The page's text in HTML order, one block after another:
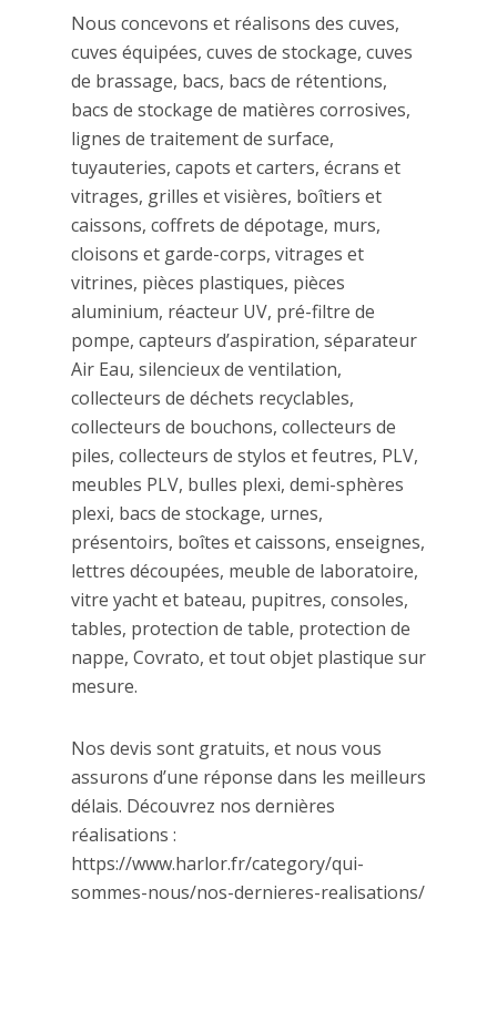
Nous concevons et réalisons des cuves,
cuves équipées, cuves de stockage, cuves
de brassage, bacs, bacs de rétentions,
bacs de stockage de matières corrosives,
lignes de traitement de surface,
tuyauteries, capots et carters, écrans et
vitrages, grilles et visières, boîtiers et
caissons, coffrets de dépotage, murs,
cloisons et garde-corps, vitrages et
vitrines, pièces plastiques, pièces
aluminium, réacteur UV, pré-filtre de
pompe, capteurs d’aspiration, séparateur
Air Eau, silencieux de ventilation,
collecteurs de déchets recyclables,
collecteurs de bouchons, collecteurs de
piles, collecteurs de stylos et feutres, PLV,
meubles PLV, bulles plexi, demi-sphères
plexi, bacs de stockage, urnes,
présentoirs, boîtes et caissons, enseignes,
lettres découpées, meuble de laboratoire,
vitre yacht et bateau, pupitres, consoles,
tables, protection de table, protection de
nappe, Covrato, et tout objet plastique sur
mesure.
Nos devis sont gratuits, et nous vous
assurons d’une réponse dans les meilleurs
délais. Découvrez nos dernières
réalisations :
https://www.harlor.fr/category/qui-
sommes-nous/nos-dernieres-realisations/